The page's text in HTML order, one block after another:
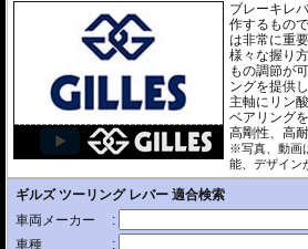
ブレーキレ
作するもの
は非常に重要
様々な握り
もの調節が
ングを提供し
主軸にリン
ベアリング
高剛性、高
※写真、動画
能、デザイン